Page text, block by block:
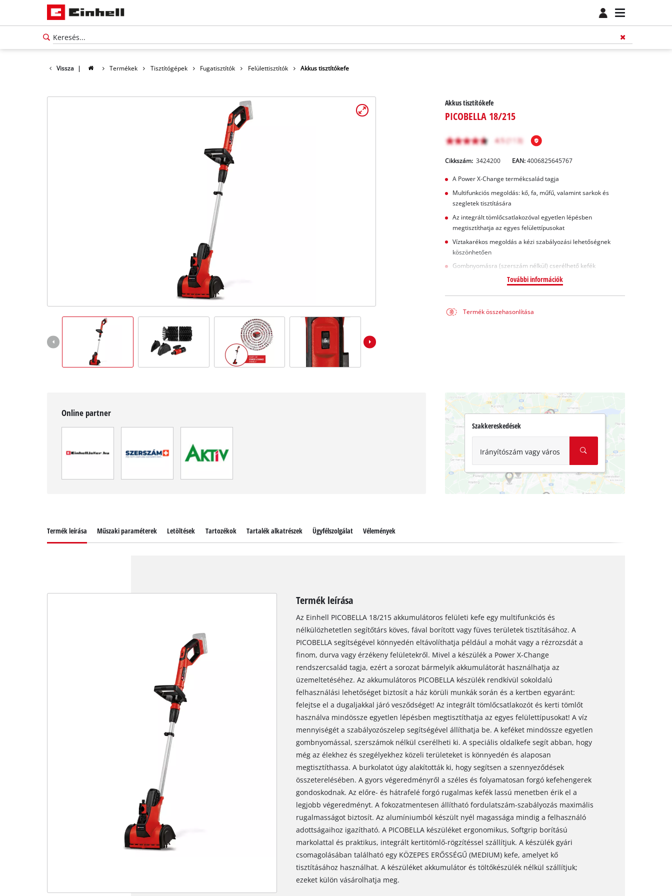
Vissza | Termékek Tisztítógépek Fugatisztítók Felülettisztítók Akkus tisztítókefe
Akkus tisztítókefe
PICOBELLA 18/215
Cikkszám: 3424200 EAN:4006825645767
A Power X-Change termékcsalád tagja
Multifunkciós megoldás: kő, fa, műfű, valamint sarkok és
szegletek tisztítására
Az integrált tömlőcsatlakozóval egyetlen lépésben
megtisztíthatja az egyes felülettípusokat
Víztakarékos megoldás a kézi szabályozási lehetőségnek
köszönhetően
Gombnyomásra (szerszám nélkül) cserélhető kefék
További információk
Termék összehasonlítása
Online partner
Szakkereskedések
Irányítószám vagy város
Termék leírása Műszaki paraméterek Letöltések Tartozékok Tartalék alkatrészek Ügyfélszolgálat Vélemények
Termék leírása
Az Einhell PICOBELLA 18/215 akkumulátoros felületi kefe egy multifunkciós és
nélkülözhetetlen segítőtárs köves, fával borított vagy füves területek tisztításához. A
PICOBELLA segítségével könnyedén eltávolíthatja például a mohát vagy a rézrozsdát a
finom, durva vagy érzékeny felületekről. Mivel a készülék a Power X-Change
rendszercsalád tagja, ezért a sorozat bármelyik akkumulátorát használhatja az
üzemeltetéséhez. Az akkumulátoros PICOBELLA készülék rendkívül sokoldalú
felhasználási lehetőséget biztosít a ház körüli munkák során és a kertben egyaránt:
felejtse el a dugaljakkal járó vesződséget! Az integrált tömlőcsatlakozót és kerti tömlőt
használva mindössze egyetlen lépésben megtisztíthatja az egyes felülettípusokat! A víz
mennyiségét a szabályozószelep segítségével állíthatja be. A keféket mindössze egyetlen
gombnyomással, szerszámok nélkül cserélheti ki. A speciális oldalkefe segít abban, hogy
még az élekhez és szegélyekhez közeli területeket is könnyedén és alaposan
megtisztíthassa. A burkolatot úgy alakították ki, hogy segítsen a szennyeződések
összeterelésében. A gyors végeredményről a széles és folyamatosan forgó kefehengerek
gondoskodnak. Az előre- és hátrafelé forgó rugalmas kefék lassú menetben érik el a
legjobb végeredményt. A fokozatmentesen állítható fordulatszám-szabályozás maximális
rugalmasságot biztosít. Az alumíniumból készült nyél magassága mindig a felhasználó
adottságaihoz igazítható. A PICOBELLA készüléket ergonomikus, Softgrip borítású
markolattal és praktikus, integrált kertitömlő-rögzítéssel szállítjuk. A készülék gyári
csomagolásában található egy KÖZEPES ERŐSSÉGŰ (MEDIUM) kefe, amelyet kő
tisztításához használhat. A készüléket akkumulátor és töltőkészülék nélkül szállítjuk;
ezeket külön vásárolhatja meg.